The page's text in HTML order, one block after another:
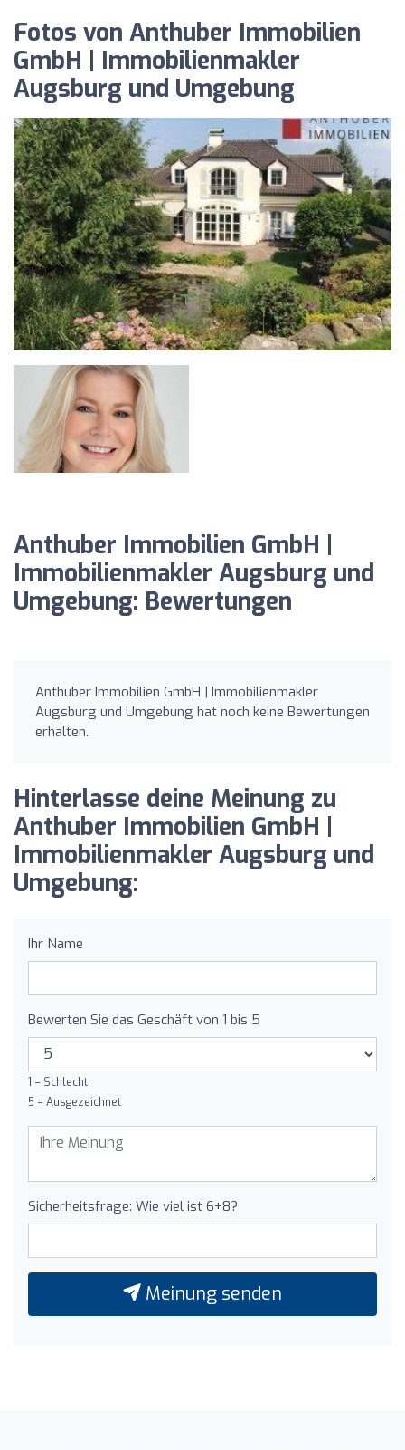
Fotos von Anthuber Immobilien
GmbH | Immobilienmakler
Augsburg und Umgebung
Anthuber Immobilien GmbH |
Immobilienmakler Augsburg und
Umgebung: Bewertungen
Anthuber Immobilien GmbH | Immobilienmakler
Augsburg und Umgebung hat noch keine Bewertungen
erhalten.
Hinterlasse deine Meinung zu
Anthuber Immobilien GmbH |
Immobilienmakler Augsburg und
Umgebung:
Ihr Name
Bewerten Sie das Geschäft von 1 bis 5
1 = Schlecht
5 = Ausgezeichnet
Sicherheitsfrage: Wie viel ist 6+8?
Meinung senden